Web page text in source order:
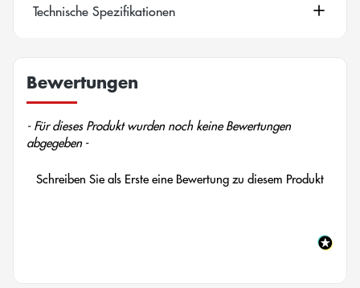
Technische Spezifikationen
Bewertungen
- Für dieses Produkt wurden noch keine Bewertungen
abgegeben -
Schreiben Sie als Erste eine Bewertung zu diesem Produkt
New content loaded